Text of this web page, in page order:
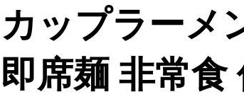
カップラーメ
即席麺 非常食